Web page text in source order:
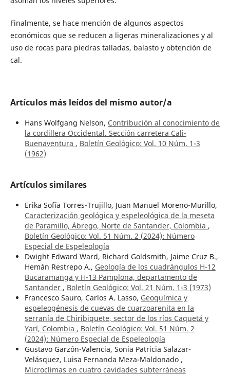
Finalmente, se hace mención de algunos aspectos
económicos que se reducen a ligeras mineralizaciones y al
uso de rocas para piedras talladas, balasto y obtención de
cal.
Artículos más leídos del mismo autor/a
Hans Wolfgang Nelson, Contribución al conocimiento de
la cordillera Occidental. Sección carretera Cali-
Buenaventura , Boletín Geológico: Vol. 10 Núm. 1-3
(1962)
Artículos similares
Erika Sofía Torres-Trujillo, Juan Manuel Moreno-Murillo,
Caracterización geológica y espeleológica de la meseta
de Paramillo, Ábrego, Norte de Santander, Colombia ,
Boletín Geológico: Vol. 51 Núm. 2 (2024): Número
Especial de Espeleología
Dwight Edward Ward, Richard Goldsmith, Jaime Cruz B.,
Hemán Restrepo A., Geología de los cuadrángulos H-12
Bucaramanga y H-13 Pamplona, departamento de
Santander , Boletín Geológico: Vol. 21 Núm. 1-3 (1973)
Francesco Sauro, Carlos A. Lasso, Geoquímica y
espeleogénesis de cuevas de cuarzoarenita en la
serranía de Chiribiquete, sector de los ríos Caquetá y
Yarí, Colombia , Boletín Geológico: Vol. 51 Núm. 2
(2024): Número Especial de Espeleología
Gustavo Garzón-Valencia, Sonia Patricia Salazar-
Velásquez, Luisa Fernanda Meza-Maldonado ,
Microclimas en cuatro cavidades subterráneas